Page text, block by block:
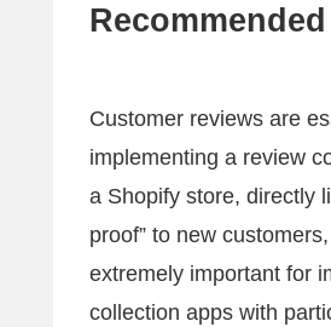
Customer reviews are
implementing a review
a Shopify store, directly
proof” to new
extremely important for
collection apps with